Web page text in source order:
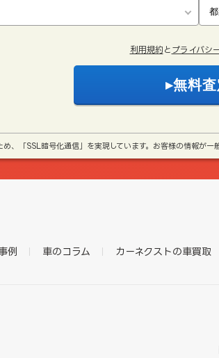
利用規約 と プライバシ
め、「SSL暗号化通信」を実現しています。お客様の情報が
例 車のコラム カーネクストの車買取